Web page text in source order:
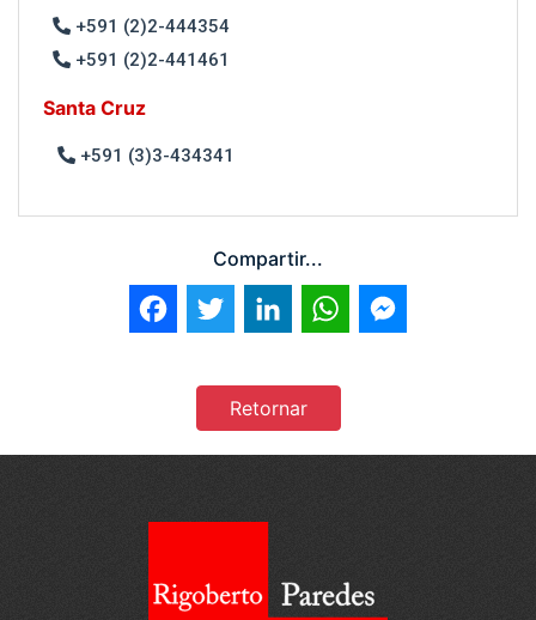
+591 (2)2-444354
+591 (2)2-441461
Santa Cruz
+591 (3)3-434341
Compartir...
FacebookTwitter LinkedIn WhatsApp
Retornar